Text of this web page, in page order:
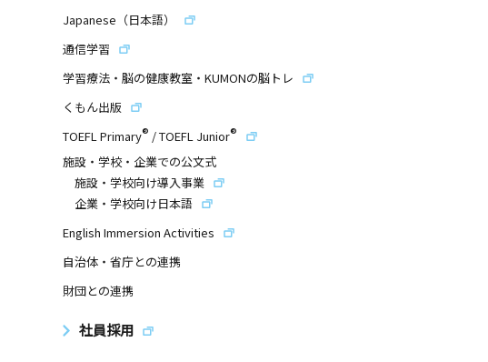
Japanese（日本語）
通信学習
学習療法・脳の健康教室・KUMONの脳トレ
くもん出版
TOEFL Primary® /TOEFL Junior®
施設・学校・企業での公文式
施設・学校向け導入事業
企業・学校向け日本語
English Immersion Activities
自治体・省庁との連携
財団との連携
社員採用